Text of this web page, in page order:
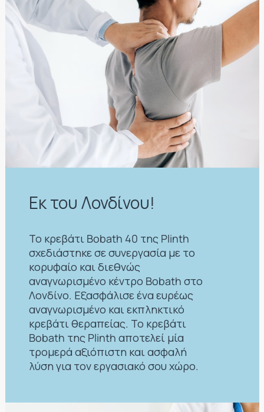
Εκ του Λονδίνου!
Το κρεβάτι Bobath 40 της Plinth
σχεδιάστηκε σε συνεργασία με το
κορυφαίο και διεθνώς
αναγνωρισμένο κέντρο Bobath στο
Λονδίνο. Εξασφάλισε ένα ευρέως
αναγνωρισμένο και εκπληκτικό
κρεβάτι θεραπείας. Το κρεβάτι
Bobath της Plinth αποτελεί μία
τρομερά αξιόπιστη και ασφαλή
λύση για τον εργασιακό σου χώρο.